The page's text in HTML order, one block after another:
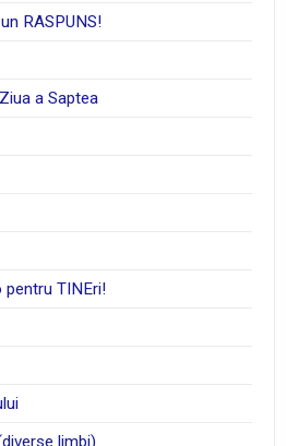
RASPUNS!
a Saptea
pentru TINEri!